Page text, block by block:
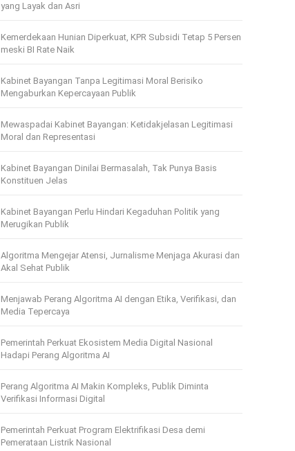
yang Layak dan Asri
Kemerdekaan Hunian Diperkuat, KPR Subsidi Tetap 5 Persen
meski BI Rate Naik
Kabinet Bayangan Tanpa Legitimasi Moral Berisiko
Mengaburkan Kepercayaan Publik
Mewaspadai Kabinet Bayangan: Ketidakjelasan Legitimasi
Moral dan Representasi
Kabinet Bayangan Dinilai Bermasalah, Tak Punya Basis
Konstituen Jelas
Kabinet Bayangan Perlu Hindari Kegaduhan Politik yang
Merugikan Publik
Algoritma Mengejar Atensi, Jurnalisme Menjaga Akurasi dan
Akal Sehat Publik
Menjawab Perang Algoritma AI dengan Etika, Verifikasi, dan
Media Tepercaya
Pemerintah Perkuat Ekosistem Media Digital Nasional
Hadapi Perang Algoritma AI
Perang Algoritma AI Makin Kompleks, Publik Diminta
Verifikasi Informasi Digital
Pemerintah Perkuat Program Elektrifikasi Desa demi
Pemerataan Listrik Nasional